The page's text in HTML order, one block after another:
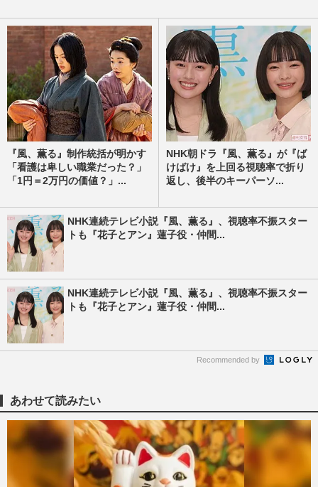
『風、薫る』制作統括が明かす
「看護は卑しい職業だった？」
「1円＝2万円の価値？」...
NHK朝ドラ『風、薫る』が『ば
けばけ』を上回る視聴率で折り
返し、後半のキーパーソ...
NHK連続テレビ小説『風、薫る』、視聴率不振スター
トも『花子とアン』蓮子役・仲間...
NHK連続テレビ小説『風、薫る』、視聴率不振スター
トも『花子とアン』蓮子役・仲間...
Recommended by
あわせて読みたい